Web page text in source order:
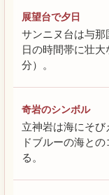
展望台で夕日
サンニヌ台は与
日の時間帯に壮
分）。
奇岩のシンボル
立神岩は海にそ
ドブルーの海と
る。